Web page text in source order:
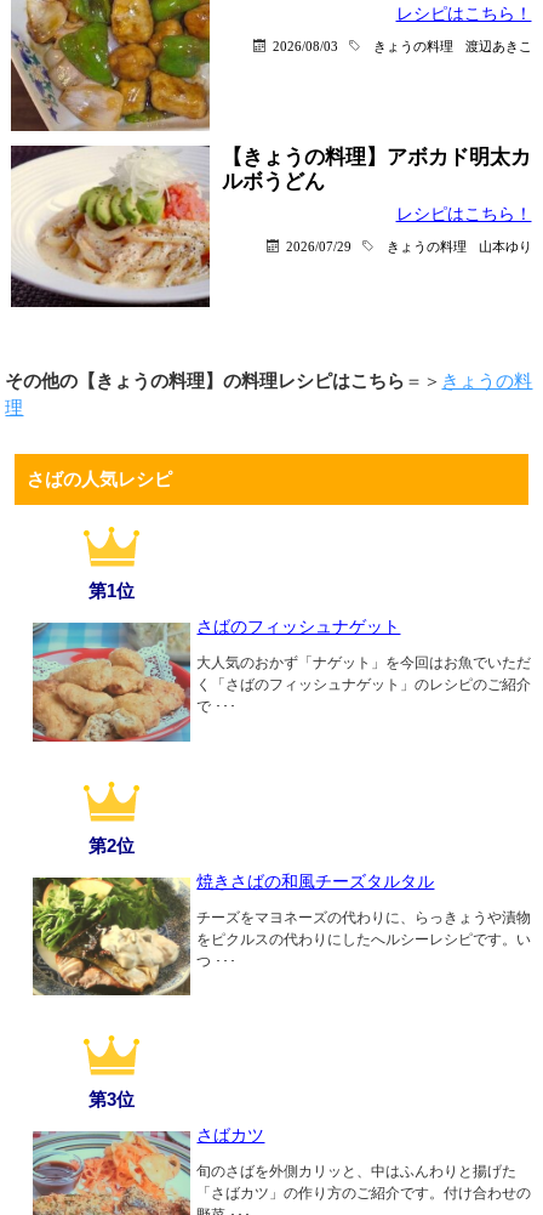
レシピはこちら！
2026/08/03 きょうの料理 渡辺あきこ
【きょうの料理】アボカド明太カ
ルボうどん
レシピはこちら！
2026/07/29 きょうの料理 山本ゆり
その他の【きょうの料理】の料理レシピはこちら ＝＞ きょうの料
理
さばの人気レシピ
第1位
さばのフィッシュナゲット
大人気のおかず「ナゲット」を今回はお魚でいただ
く「さばのフィッシュナゲット」のレシピのご紹介
で ･･･
第2位
焼きさばの和風チーズタルタル
チーズをマヨネーズの代わりに、らっきょうや漬物
をピクルスの代わりにしたへルシーレシピです。い
つ ･･･
第3位
さばカツ
旬のさばを外側カリッと、中はふんわりと揚げた
「さばカツ」の作り方のご紹介です。付け合わせの